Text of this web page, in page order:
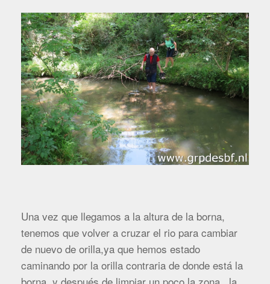
Una vez que llegamos a la altura de la borna,
tenemos que volver a cruzar el rio para cambiar
de nuevo de orilla,ya que hemos estado
caminando por la orilla contraria de donde está la